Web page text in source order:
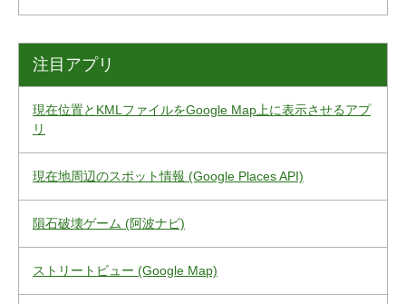
注目アプリ
現在位置とKMLファイルをGoogle Map上に表示させるアプ
リ
現在地周辺のスポット情報 (Google Places API)
隕石破壊ゲーム (阿波ナビ)
ストリートビュー (Google Map)